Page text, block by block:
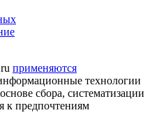
применяются
технологии
сбора, систематизации
к предпочтениям